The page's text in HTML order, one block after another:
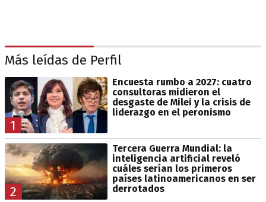
Más leídas de Perfil
1
Encuesta rumbo a 2027: cuatro
consultoras midieron el
desgaste de Milei y la crisis de
liderazgo en el peronismo
2
Tercera Guerra Mundial: la
inteligencia artificial reveló
cuáles serían los primeros
países latinoamericanos en ser
derrotados